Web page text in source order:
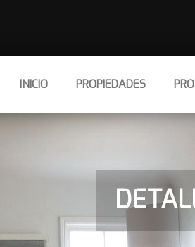
INICIO PROPIEDADES